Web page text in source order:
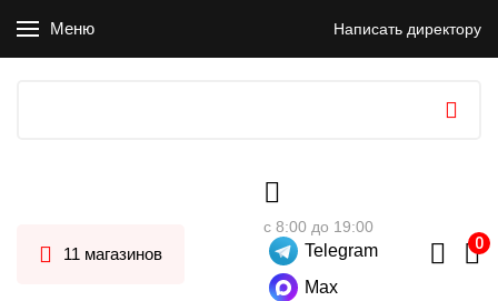
Меню Написать директору
11 магазинов
с 8:00 до 19:00
Telegram
Max